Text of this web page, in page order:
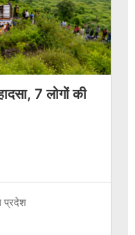
7 लोगों की
प्रदेश